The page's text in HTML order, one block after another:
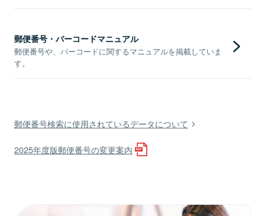
郵便番号・バーコードマニュアル
郵便番号や、バーコードに関するマニュアルを掲載していま
す。
郵便番号検索に使用されているデータについて
2025年度版郵便番号の変更案内